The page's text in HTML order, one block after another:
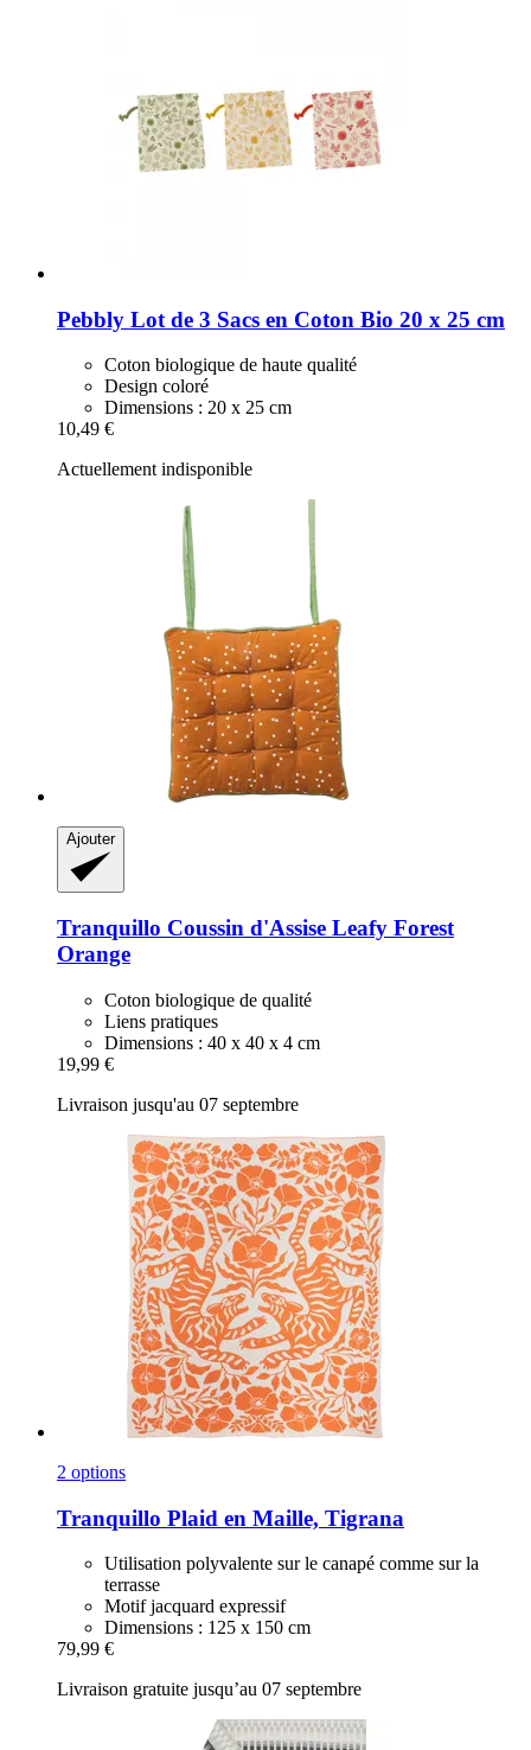
Pebbly Lot de 3 Sacs en Coton Bio 20 x 25 cm
Coton biologique de haute qualité
Design coloré
Dimensions : 20 x 25 cm
10,49 €
Actuellement indisponible
Ajouter
Tranquillo Coussin d'Assise Leafy Forest
Orange
Coton biologique de qualité
Liens pratiques
Dimensions : 40 x 40 x 4 cm
19,99 €
Livraison jusqu'au 07 septembre
2 options
Tranquillo Plaid en Maille, Tigrana
Utilisation polyvalente sur le canapé comme sur la
terrasse
Motif jacquard expressif
Dimensions : 125 x 150 cm
79,99 €
Livraison gratuite jusqu’au 07 septembre